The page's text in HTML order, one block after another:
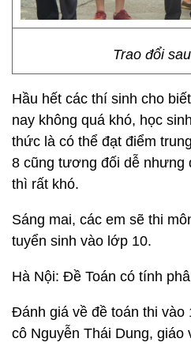
Trao đổi
Hầu hết các thí sinh cho
nay không quá khó, học
thức là có thể đạt điểm
8 cũng tương đối dễ nhưng
thì rất khó.
Sáng mai, các em sẽ thi
tuyển sinh vào lớp 10.
Hà Nội: Đề Toán có tính
Đánh giá về đề toán thi vào
cô Nguyễn Thái Dung,